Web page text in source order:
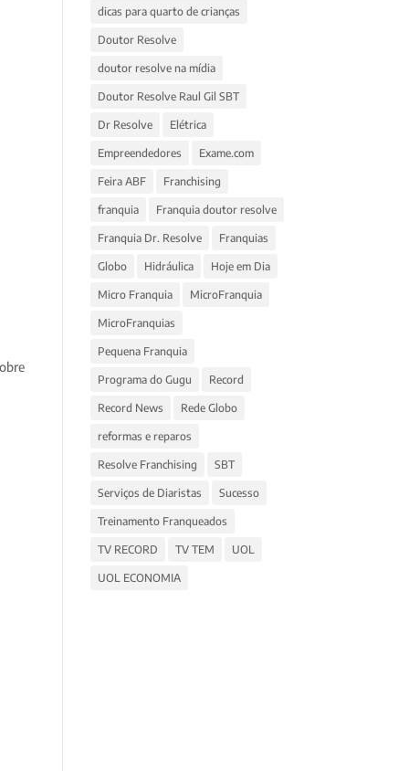
dicas para quarto de crianças
Doutor Resolve
doutor resolve na mídia
Doutor Resolve Raul Gil SBT
Dr Resolve Elétrica
Empreendedores Exame.com
Feira ABF Franchising
franquia Franquia doutor resolve
Franquia Dr. Resolve Franquias
Globo Hidráulica Hoje em Dia
Micro Franquia MicroFranquia
MicroFranquias
Pequena Franquia
Programa do Gugu Record
Record News Rede Globo
reformas e reparos
Resolve Franchising SBT
Serviços de Diaristas Sucesso
Treinamento Franqueados
TV RECORD TV TEM UOL
UOL ECONOMIA